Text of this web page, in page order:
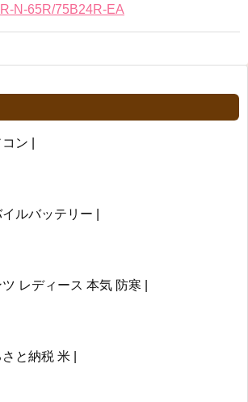
N-65R/75B24R-EA
ン |
ルバッテリー |
レディース 本気 防寒 |
と納税 米 |